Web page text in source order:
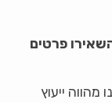
פרטים
ייעוץ